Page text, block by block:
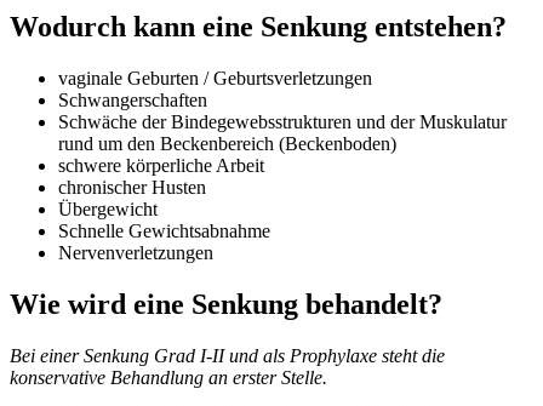
Wodurch kann eine Senkung entstehen?
vaginale Geburten / Geburtsverletzungen
Schwangerschaften
Schwäche der Bindegewebsstrukturen und der Muskulatur
rund um den Beckenbereich (Beckenboden)
schwere körperliche Arbeit
chronischer Husten
Übergewicht
Schnelle Gewichtsabnahme
Nervenverletzungen
Wie wird eine Senkung behandelt?
Bei einer Senkung Grad I-II und als Prophylaxe steht die
konservative Behandlung an erster Stelle.